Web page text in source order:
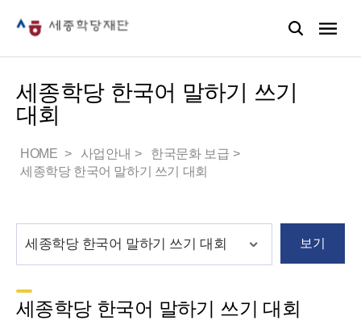
세종학당 한국어 말하기 쓰기
대회
HOME 사업안내
한국문화 보급
세종학당 한국어 말하기 쓰기 대회
보기
세종학당 한국어 말하기 쓰기 대회